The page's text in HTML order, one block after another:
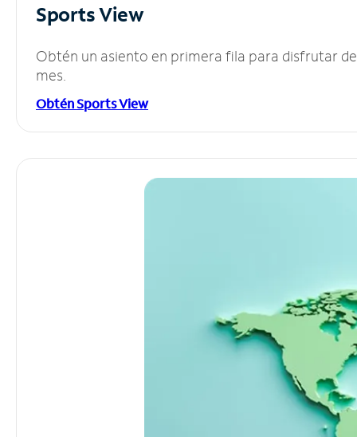
Sports View
Obtén un asiento en primera fila para disfrutar
mes.
Obtén Sports View